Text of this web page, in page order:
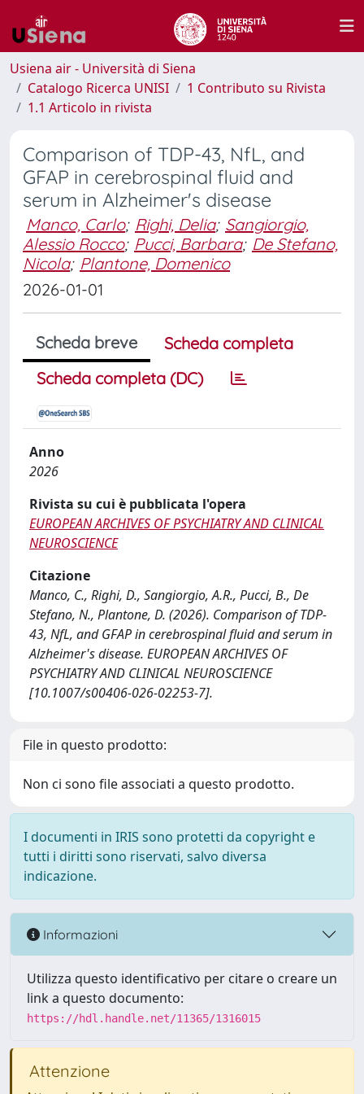
Usiena air - Università di Siena
Catalogo Ricerca UNISI
1 Contributo su Rivista
1.1 Articolo in rivista
Comparison of TDP-43, NfL, and
GFAP in cerebrospinal fluid and
serum in Alzheimer's disease
Manco, Carlo; Righi, Delia; Sangiorgio,
Alessio Rocco; Pucci, Barbara; De Stefano,
Nicola; Plantone, Domenico
2026-01-01
Scheda breve
Scheda completa
Scheda completa (DC)
Anno
2026
Rivista su cui è pubblicata l'opera
EUROPEAN ARCHIVES OF PSYCHIATRY AND CLINICAL
NEUROSCIENCE
Citazione
Manco, C., Righi, D., Sangiorgio, A.R., Pucci, B., De
Stefano, N., Plantone, D. (2026). Comparison of TDP-
43, NfL, and GFAP in cerebrospinal fluid and serum in
Alzheimer's disease. EUROPEAN ARCHIVES OF
PSYCHIATRY AND CLINICAL NEUROSCIENCE
[10.1007/s00406-026-02253-7].
File in questo prodotto:
Non ci sono file associati a questo prodotto.
I documenti in IRIS sono protetti da copyright e
tutti i diritti sono riservati, salvo diversa
indicazione.
Informazioni
Utilizza questo identificativo per citare o creare un
link a questo documento:
https://hdl.handle.net/11365/1316015
Attenzione